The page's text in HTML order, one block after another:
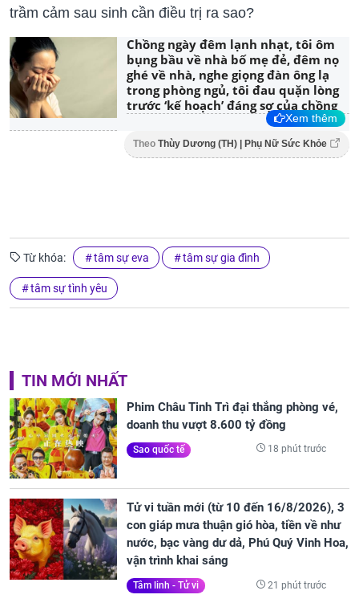
trầm cảm sau sinh cần điều trị ra sao?
Chồng ngày đêm lạnh nhạt, tôi ôm
bụng bầu về nhà bố mẹ đẻ, đêm nọ
ghé về nhà, nghe giọng đàn ông lạ
trong phòng ngủ, tôi đau quặn lòng
trước ‘kế hoạch’ đáng sợ của chồng
Xem thêm
Theo Thùy Dương (TH) | Phụ Nữ Sức Khỏe
Từ khóa: tâm sự eva tâm sự gia đình
tâm sự tình yêu
TIN MỚI NHẤT
Phim Châu Tinh Trì đại thắng phòng vé,
doanh thu vượt 8.600 tỷ đồng
Sao quốc tế 18 phút trước
Tử vi tuần mới (từ 10 đến 16/8/2026), 3
con giáp mưa thuận gió hòa, tiền về như
nước, bạc vàng dư dả, Phú Quý Vinh Hoa,
vận trình khai sáng
Tâm linh - Tử vi 21 phút trước